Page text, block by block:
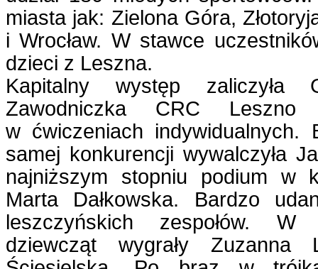
miasta jak: Zielona Góra,
i Wrocław. W stawce
dzieci z Leszna.
Kapitalny występ zaliczyła
Zawodniczka CRC
w ćwiczeniach indywidualnych.
samej konkurencji wywalczyła
najniższym stopniu podium w
Marta Dałkowska. Bardzo
leszczyńskich zespołów. W
dziewcząt wygrały